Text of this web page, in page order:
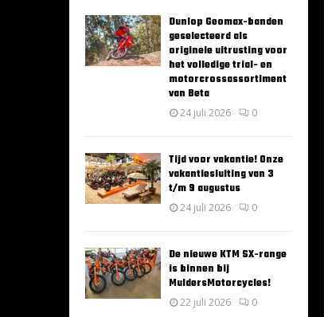
Dunlop Geomax-banden
geselecteerd als
originele uitrusting voor
het volledige trial- en
motorcrossassortiment
van Beta
24 juli 2026 0
Tijd voor vakantie! Onze
vakantiesluiting van 3
t/m 9 augustus
24 juli 2026 0
De nieuwe KTM SX-range
is binnen bij
MuldersMotorcycles!
22 juli 2026 0